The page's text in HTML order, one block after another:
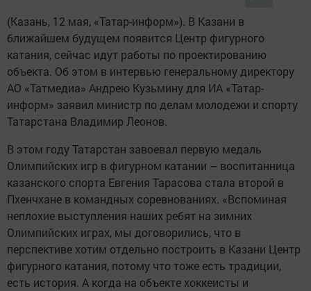
(Казань, 12 мая, «Татар-информ»). В Казани в
ближайшем будущем появится Центр фигурного
катания, сейчас идут работы по проектированию
объекта. Об этом в интервью генеральному директору
АО «Татмедиа» Андрею Кузьмину для ИА «Татар-
информ» заявил министр по делам молодежи и спорту
Татарстана Владимир Леонов.
В этом году Татарстан завоевал первую медаль
Олимпийских игр в фигурном катании – воспитанница
казанского спорта Евгения Тарасова стала второй в
Пхенчхане в командных соревнованиях. «Вспоминая
неплохие выступления наших ребят на зимних
Олимпийских играх, мы договорились, что в
перспективе хотим отдельно построить в Казани Центр
фигурного катания, потому что тоже есть традиции,
есть история. А когда на объекте хоккеисты и